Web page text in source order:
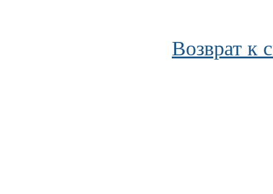
Возврат к